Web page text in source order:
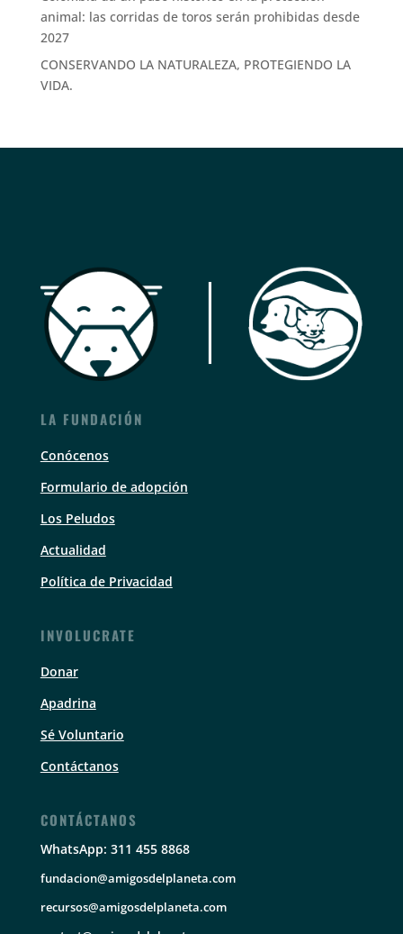
animal: las corridas de toros serán prohibidas desde
2027
CONSERVANDO LA NATURALEZA, PROTEGIENDO LA
VIDA.
LA FUNDACIÓN
Conócenos
Formulario de adopción
Los Peludos
Actualidad
Política de Privacidad
INVOLUCRATE
Donar
Apadrina
Sé Voluntario
Contáctanos
CONTÁCTANOS
WhatsApp: 311 455 8868
fundacion@amigosdelplaneta.com
recursos@amigosdelplaneta.com